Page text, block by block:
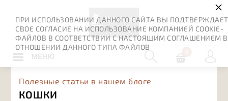
МЕНЮ
Полезные статьи в нашем блоге
КОШКИ
ПРИ ИСПОЛЬЗОВАНИИ ДАННОГО САЙТА ВЫ
СВОЕ СОГЛАСИЕ НА ИСПОЛЬЗОВАНИЕ КОМПАНИЕЙ COOKIE-
ФАЙЛОВ В СООТВЕТСТВИИ С НАСТОЯЩИМ СОГЛАШЕНИЕМ В
ОТНОШЕНИИ ДАННОГО ТИПА ФАЙЛОВ
×